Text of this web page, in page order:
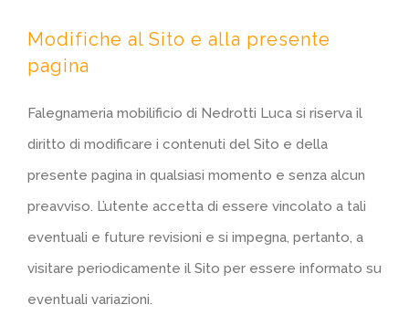
Modifiche al Sito e alla presente
pagina
Falegnameria mobilificio di Nedrotti Luca si riserva il
diritto di modificare i contenuti del Sito e della
presente pagina in qualsiasi momento e senza alcun
preavviso. L’utente accetta di essere vincolato a tali
eventuali e future revisioni e si impegna, pertanto, a
visitare periodicamente il Sito per essere informato su
eventuali variazioni.